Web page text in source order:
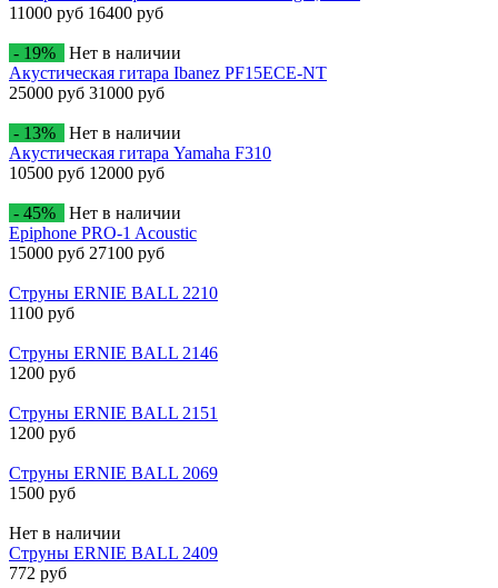
11000 руб 16400 руб
- 19%
Нет в наличии
Акустическая гитара Ibanez PF15ECE-NT
25000 руб 31000 руб
- 13%
Нет в наличии
Акустическая гитара Yamaha F310
10500 руб 12000 руб
- 45%
Нет в наличии
Epiphone PRO-1 Acoustic
15000 руб 27100 руб
Струны ERNIE BALL 2210
1100 руб
Струны ERNIE BALL 2146
1200 руб
Струны ERNIE BALL 2151
1200 руб
Струны ERNIE BALL 2069
1500 руб
Нет в наличии
Струны ERNIE BALL 2409
772 руб